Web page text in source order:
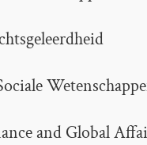
and Global